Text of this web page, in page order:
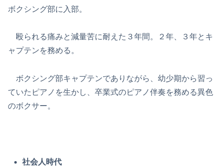
ボクシング部に入部。
殴られる痛みと減量苦に耐えた３年間。２年、３年とキ
ャプテンを務める。
ボクシング部キャプテンでありながら、幼少期から習っ
ていたピアノを生かし、卒業式のピアノ伴奏を務める異色
のボクサー。
社会人時代